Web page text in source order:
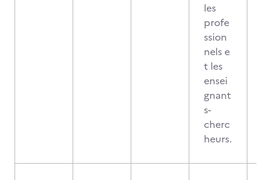
les
profe
ssion
nels e
t les
ensei
gnant
s-
cherc
heurs.